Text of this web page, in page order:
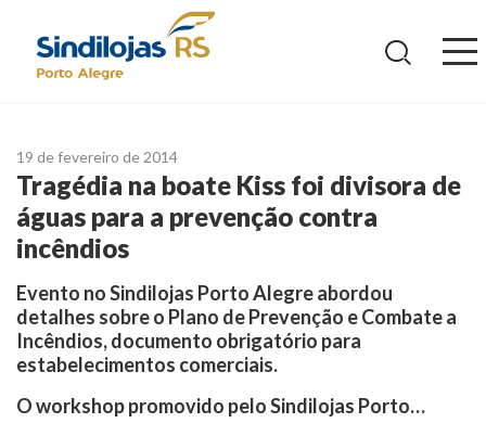
19 de fevereiro de 2014
Tragédia na boate Kiss foi divisora de
águas para a prevenção contra
incêndios
Evento no Sindilojas Porto Alegre abordou
detalhes sobre o Plano de Prevenção e Combate a
Incêndios, documento obrigatório para
estabelecimentos comerciais.
O workshop promovido pelo Sindilojas Porto…